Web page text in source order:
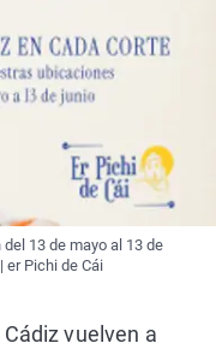
13 de mayo al 13 de
er Pichi de Cái
vuelven a